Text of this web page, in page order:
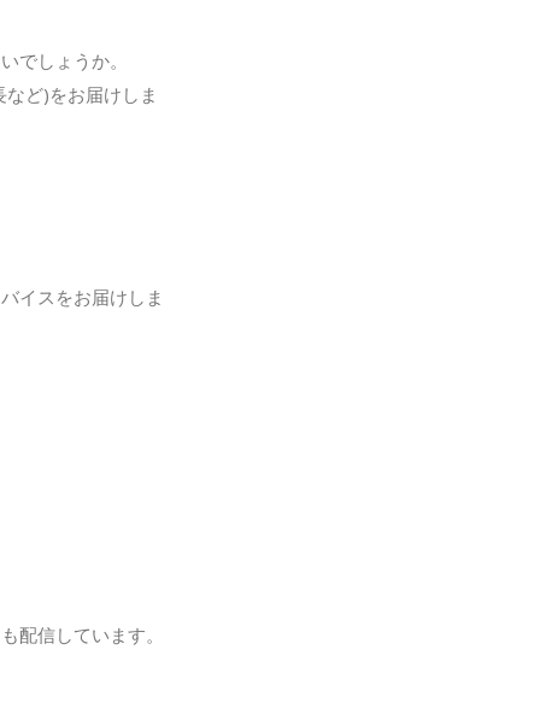
でしょうか。
ど)をお届けしま
イスをお届けしま
配信しています。